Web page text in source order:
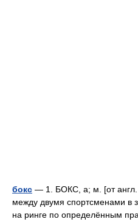
бокс — 1. БОКС, а; м. [от англ.
между двумя спортсменами в
на ринге по определённым